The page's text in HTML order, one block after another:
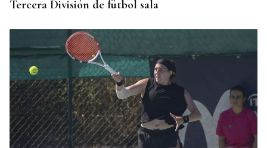
Tercera División de fútbol sala